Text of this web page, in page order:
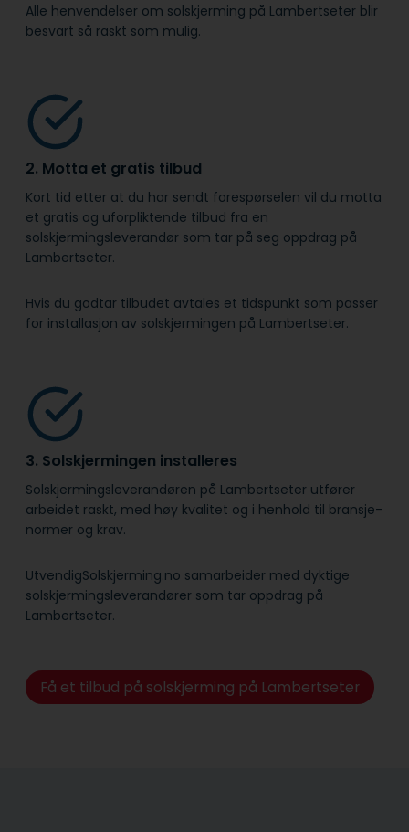
Alle henvendelser om solskjerming på Lambertseter blir
besvart så raskt som mulig.
2. Motta et gratis tilbud
Kort tid etter at du har sendt forespørselen vil du motta
et gratis og uforpliktende tilbud fra en
solskjermingsleverandør som tar på seg oppdrag på
Lambertseter.
Hvis du godtar tilbudet avtales et tidspunkt som passer
for installasjon av solskjermingen på Lambertseter.
3. Solskjermingen installeres
Solskjermingsleverandøren på Lambertseter utfører
arbeidet raskt, med høy kvalitet og i henhold til bransje­
normer og krav.
UtvendigSolskjerming.no samarbeider med dyktige
solskjermingsleverandører som tar oppdrag på
Lambertseter.
Få et tilbud på solskjerming på Lambertseter